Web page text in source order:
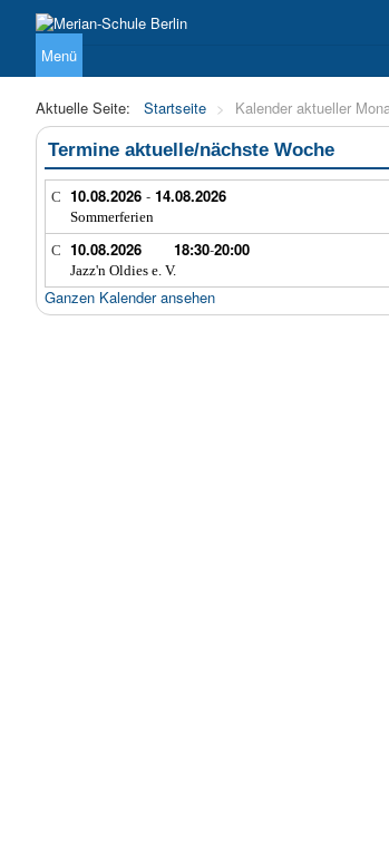
Menü
Aktuelle Seite: Startseite > Kalender aktueller
Termine aktuelle/nächste Woche
10.08.2026 - 14.08.2026
Sommerferien
10.08.2026 18:30-20:00
Jazz'n Oldies e. V.
Ganzen Kalender ansehen